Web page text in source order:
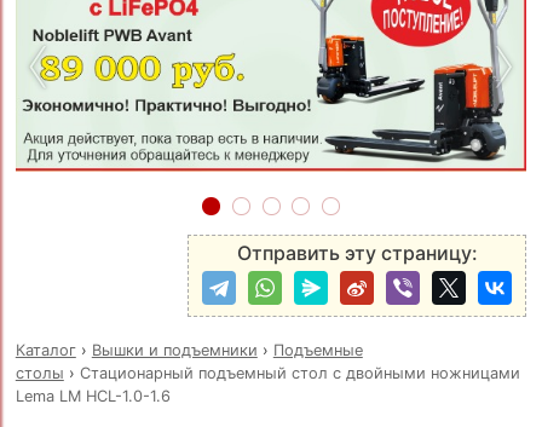
‹ ›
Отправить эту страницу:
Каталог› Вышки и подъемники › Подъемные
столы › Стационарный подъемный стол с двойными ножницами
Lema LM HCL-1.0-1.6